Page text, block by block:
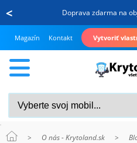
< Doprava zdarma na
Magazín Kontakt Vytvoriť
> O nás - Krytoland.sk >